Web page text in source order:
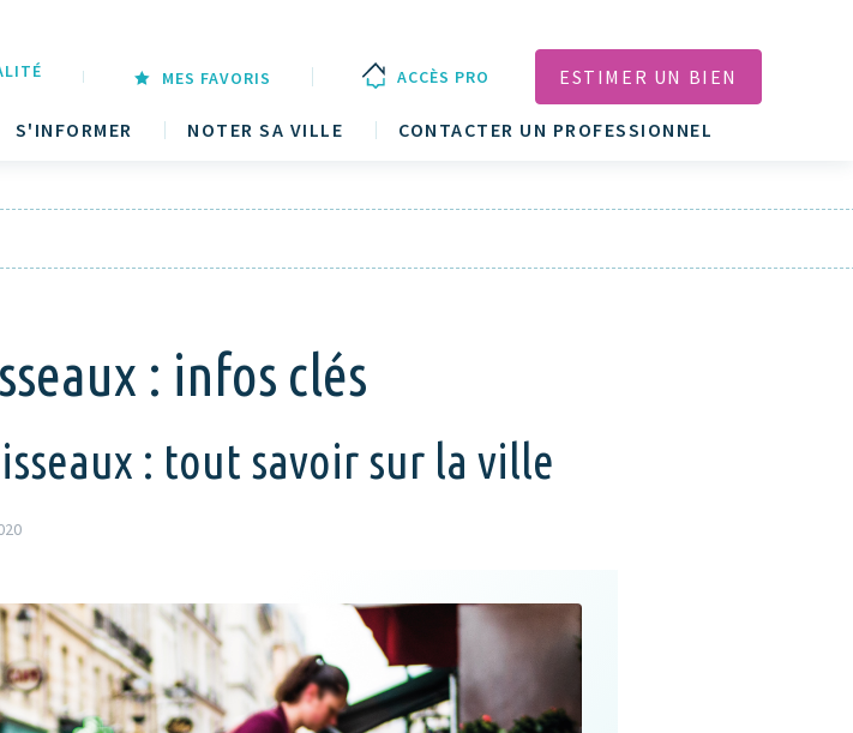
S'INFORMER NOTER SA VILLE CONTACTER UN PROFESSIONNEL
MES FAVORIS ACCÈS PRO ESTIMER UN BIEN
: infos clés
: tout savoir sur la ville